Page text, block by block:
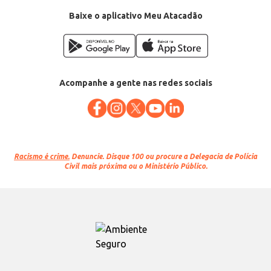
Baixe o aplicativo Meu Atacadão
Acompanhe a gente nas redes sociais
Racismo é crime. Denuncie. Disque 100 ou procure a Delegacia de Polícia
Civil mais próxima ou o Ministério Público.